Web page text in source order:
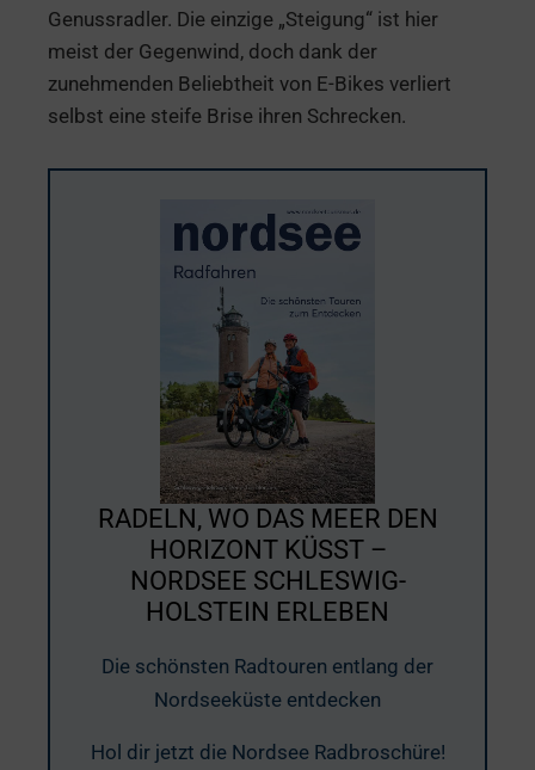
Genussradler. Die einzige „Steigung“ ist hier
meist der Gegenwind, doch dank der
zunehmenden Beliebtheit von E-Bikes verliert
selbst eine steife Brise ihren Schrecken.
RADELN, WO DAS MEER DEN
HORIZONT KÜSST –
NORDSEE SCHLESWIG-
HOLSTEIN ERLEBEN
Die schönsten Radtouren entlang der
Nordseeküste entdecken
Hol dir jetzt die Nordsee Radbroschüre!